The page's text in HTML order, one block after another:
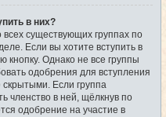
в них?
существующих группах по
Если вы хотите вступить в
кнопку. Однако не все группы
одобрения для вступления
Если группа
членство в ней, щёлкнув по
одобрение на участие в